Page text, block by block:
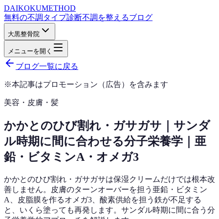
DAIKOKUMETHOD
無料の不調タイプ診断不調を整えるブログ
大黒整骨院
メニューを開く
ブログ一覧に戻る
※本記事はプロモーション（広告）を含みます
美容・皮膚・髪
かかとのひび割れ・ガサガサ｜サンダ
ル時期に間に合わせる分子栄養学｜亜
鉛・ビタミンA・オメガ3
かかとのひび割れ・ガサガサは保湿クリームだけでは根本改
善しません。皮膚のターンオーバーを担う亜鉛・ビタミン
A、皮脂膜を作るオメガ3、酸素供給を担う鉄が不足する
と、いくら塗っても再発します。サンダル時期に間に合う分